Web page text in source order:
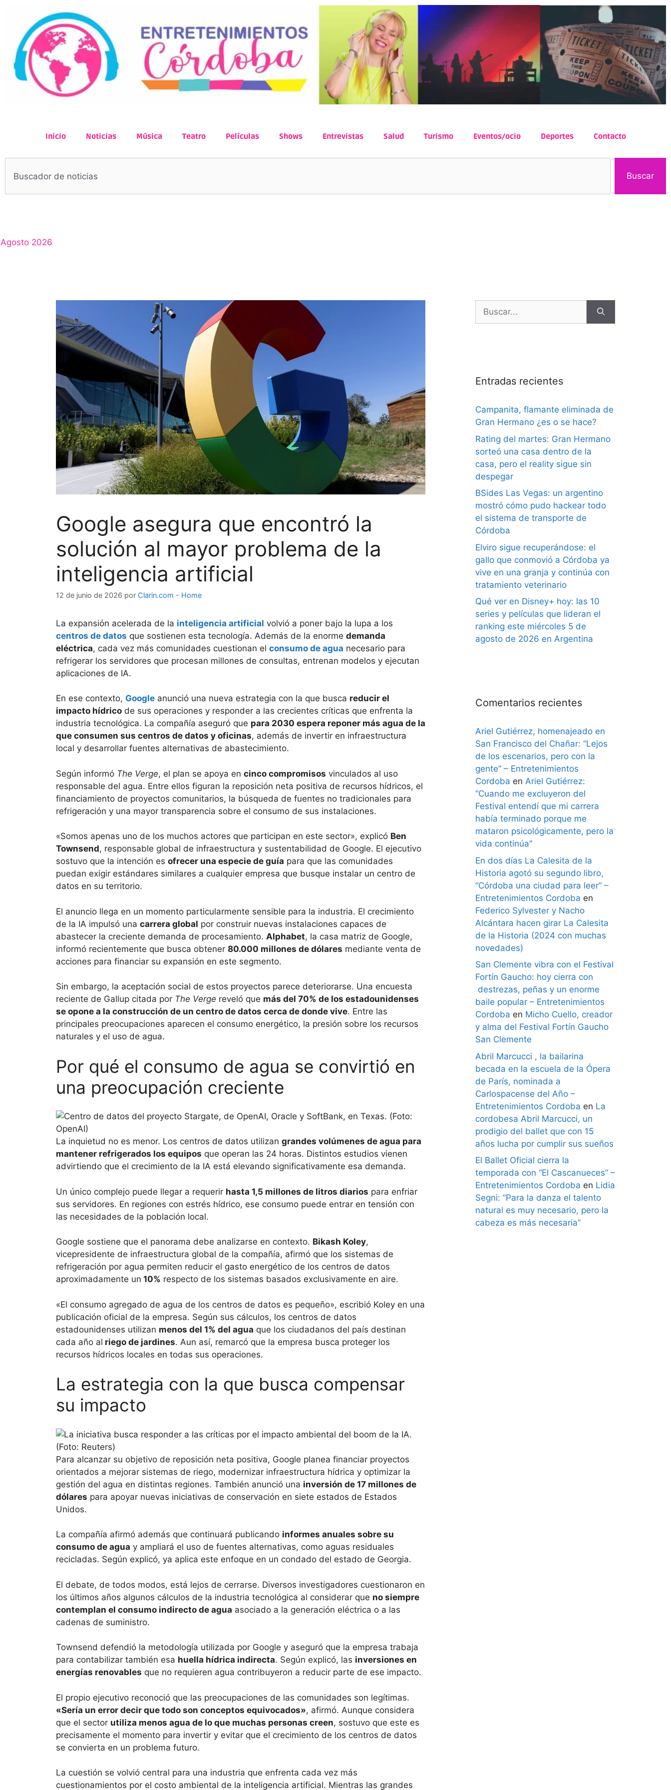
Inicio Noticias Música Teatro Películas Shows Entrevistas Salud Turismo Eventos/ocio Deportes Contacto
Buscar
Agosto 2026
Google asegura que encontró la
solución al mayor problema de la
inteligencia artificial
12 de junio de 2026 por Clarin.com - Home
La expansión acelerada de la inteligencia artificial volvió a poner bajo la lupa a los
centros de datos que sostienen esta tecnología. Además de la enorme demanda
eléctrica, cada vez más comunidades cuestionan el consumo de agua necesario para
refrigerar los servidores que procesan millones de consultas, entrenan modelos y ejecutan
aplicaciones de IA.
En ese contexto, Google anunció una nueva estrategia con la que busca reducir el
impacto hídrico de sus operaciones y responder a las crecientes críticas que enfrenta la
industria tecnológica. La compañía aseguró que para 2030 espera reponer más agua de la
que consumen sus centros de datos y oficinas, además de invertir en infraestructura
local y desarrollar fuentes alternativas de abastecimiento.
Según informó The Verge, el plan se apoya en cinco compromisos vinculados al uso
responsable del agua. Entre ellos figuran la reposición neta positiva de recursos hídricos, el
financiamiento de proyectos comunitarios, la búsqueda de fuentes no tradicionales para
refrigeración y una mayor transparencia sobre el consumo de sus instalaciones.
«Somos apenas uno de los muchos actores que participan en este sector», explicó Ben
Townsend, responsable global de infraestructura y sustentabilidad de Google. El ejecutivo
sostuvo que la intención es ofrecer una especie de guía para que las comunidades
puedan exigir estándares similares a cualquier empresa que busque instalar un centro de
datos en su territorio.
El anuncio llega en un momento particularmente sensible para la industria. El crecimiento
de la IA impulsó una carrera global por construir nuevas instalaciones capaces de
abastecer la creciente demanda de procesamiento. Alphabet, la casa matriz de Google,
informó recientemente que busca obtener 80.000 millones de dólares mediante venta de
acciones para financiar su expansión en este segmento.
Sin embargo, la aceptación social de estos proyectos parece deteriorarse. Una encuesta
reciente de Gallup citada por The Verge reveló que más del 70% de los estadounidenses
se opone a la construcción de un centro de datos cerca de donde vive. Entre las
principales preocupaciones aparecen el consumo energético, la presión sobre los recursos
naturales y el uso de agua.
Por qué el consumo de agua se convirtió en
una preocupación creciente
La inquietud no es menor. Los centros de datos utilizan grandes volúmenes de agua para
mantener refrigerados los equipos que operan las 24 horas. Distintos estudios vienen
advirtiendo que el crecimiento de la IA está elevando significativamente esa demanda.
Un único complejo puede llegar a requerir hasta 1,5 millones de litros diarios para enfriar
sus servidores. En regiones con estrés hídrico, ese consumo puede entrar en tensión con
las necesidades de la población local.
Google sostiene que el panorama debe analizarse en contexto. Bikash Koley,
vicepresidente de infraestructura global de la compañía, afirmó que los sistemas de
refrigeración por agua permiten reducir el gasto energético de los centros de datos
aproximadamente un 10% respecto de los sistemas basados exclusivamente en aire.
«El consumo agregado de agua de los centros de datos es pequeño», escribió Koley en una
publicación oficial de la empresa. Según sus cálculos, los centros de datos
estadounidenses utilizan menos del 1% del agua que los ciudadanos del país destinan
cada año al riego de jardines. Aun así, remarcó que la empresa busca proteger los
recursos hídricos locales en todas sus operaciones.
La estrategia con la que busca compensar
su impacto
Para alcanzar su objetivo de reposición neta positiva, Google planea financiar proyectos
orientados a mejorar sistemas de riego, modernizar infraestructura hídrica y optimizar la
gestión del agua en distintas regiones. También anunció una inversión de 17 millones de
dólares para apoyar nuevas iniciativas de conservación en siete estados de Estados
Unidos.
La compañía afirmó además que continuará publicando informes anuales sobre su
consumo de agua y ampliará el uso de fuentes alternativas, como aguas residuales
recicladas. Según explicó, ya aplica este enfoque en un condado del estado de Georgia.
El debate, de todos modos, está lejos de cerrarse. Diversos investigadores cuestionaron en
los últimos años algunos cálculos de la industria tecnológica al considerar que no siempre
contemplan el consumo indirecto de agua asociado a la generación eléctrica o a las
cadenas de suministro.
Townsend defendió la metodología utilizada por Google y aseguró que la empresa trabaja
para contabilizar también esa huella hídrica indirecta. Según explicó, las inversiones en
energías renovables que no requieren agua contribuyeron a reducir parte de ese impacto.
El propio ejecutivo reconoció que las preocupaciones de las comunidades son legítimas.
«Sería un error decir que todo son conceptos equivocados», afirmó. Aunque considera
que el sector utiliza menos agua de lo que muchas personas creen, sostuvo que este es
precisamente el momento para invertir y evitar que el crecimiento de los centros de datos
se convierta en un problema futuro.
La cuestión se volvió central para una industria que enfrenta cada vez más
cuestionamientos por el costo ambiental de la inteligencia artificial. Mientras las grandes
Entradas recientes
Campanita, flamante eliminada de
Gran Hermano ¿es o se hace?
Rating del martes: Gran Hermano
sorteó una casa dentro de la
casa, pero el reality sigue sin
despegar
BSides Las Vegas: un argentino
mostró cómo pudo hackear todo
el sistema de transporte de
Córdoba
Elviro sigue recuperándose: el
gallo que conmovió a Córdoba ya
vive en una granja y continúa con
tratamiento veterinario
Qué ver en Disney+ hoy: las 10
series y películas que lideran el
ranking este miércoles 5 de
agosto de 2026 en Argentina
Comentarios recientes
Ariel Gutiérrez, homenajeado en
San Francisco del Chañar: “Lejos
de los escenarios, pero con la
gente” – Entretenimientos
Cordoba en Ariel Gutiérrez:
“Cuando me excluyeron del
Festival entendí que mi carrera
había terminado porque me
mataron psicológicamente, pero la
vida continúa”
En dos días La Calesita de la
Historia agotó su segundo libro,
“Córdoba una ciudad para leer” –
Entretenimientos Cordoba en
Federico Sylvester y Nacho
Alcántara hacen girar La Calesita
de la Historia (2024 con muchas
novedades)
San Clemente vibra con el Festival
Fortín Gaucho: hoy cierra con
destrezas, peñas y un enorme
baile popular – Entretenimientos
Cordoba en Micho Cuello, creador
y alma del Festival Fortín Gaucho
San Clemente
Abril Marcucci , la bailarina
becada en la escuela de la Ópera
de París, nominada a
Carlospacense del Año –
Entretenimientos Cordoba en La
cordobesa Abril Marcucci, un
prodigio del ballet que con 15
años lucha por cumplir sus sueños
El Ballet Oficial cierra la
temporada con “El Cascanueces” –
Entretenimientos Cordoba en Lidia
Segni: “Para la danza el talento
natural es muy necesario, pero la
cabeza es más necesaria”